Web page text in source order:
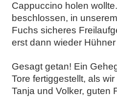
Cappuccino holen
beschlossen, in
Fuchs sicheres
erst dann wieder
Gesagt getan! Ein
Tore fertiggestellt, als
Tanja und Volker, guten